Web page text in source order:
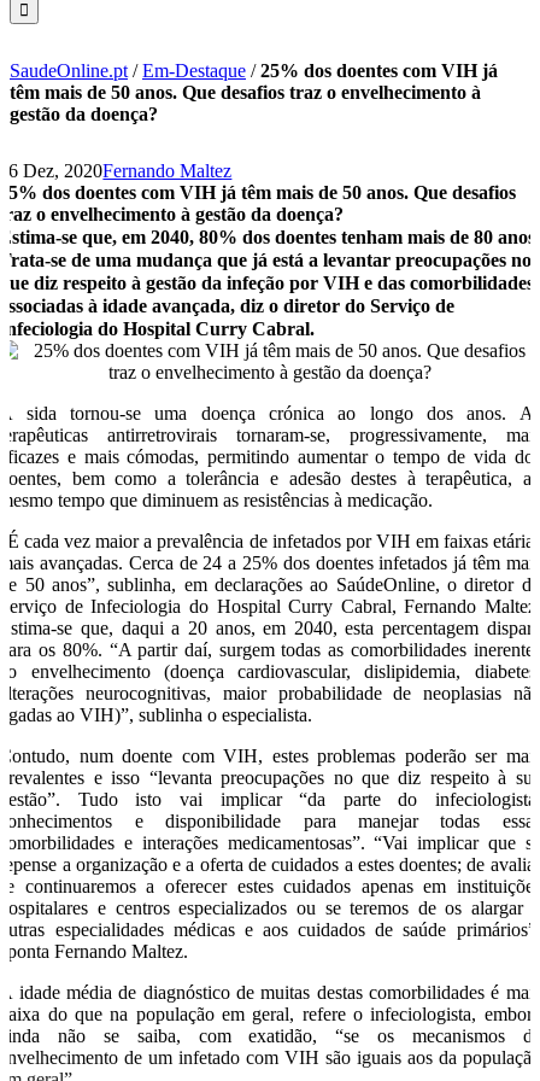
SaudeOnline.pt /Em-Destaque /25% dos doentes com VIH já
têm mais de 50 anos. Que desafios traz o envelhecimento à
gestão da doença?
16 Dez, 2020Fernando Maltez
25% dos doentes com VIH já têm mais de 50 anos. Que desafios
traz o envelhecimento à gestão da doença?
Estima-se que, em 2040, 80% dos doentes tenham mais de 80 anos.
Trata-se de uma mudança que já está a levantar preocupações no
que diz respeito à gestão da infeção por VIH e das comorbilidades
associadas à idade avançada, diz o diretor do Serviço de
Infeciologia do Hospital Curry Cabral.
A sida tornou-se uma doença crónica ao longo dos anos. As
terapêuticas antirretrovirais tornaram-se, progressivamente, mais
eficazes e mais cómodas, permitindo aumentar o tempo de vida dos
doentes, bem como a tolerância e adesão destes à terapêutica, ao
mesmo tempo que diminuem as resistências à medicação.
“É cada vez maior a prevalência de infetados por VIH em faixas etárias
mais avançadas. Cerca de 24 a 25% dos doentes infetados já têm mais
de 50 anos”, sublinha, em declarações ao SaúdeOnline, o diretor do
Serviço de Infeciologia do Hospital Curry Cabral, Fernando Maltez.
Estima-se que, daqui a 20 anos, em 2040, esta percentagem dispare
para os 80%. “A partir daí, surgem todas as comorbilidades inerentes
ao envelhecimento (doença cardiovascular, dislipidemia, diabetes,
alterações neurocognitivas, maior probabilidade de neoplasias não
ligadas ao VIH)”, sublinha o especialista.
Contudo, num doente com VIH, estes problemas poderão ser mais
prevalentes e isso “levanta preocupações no que diz respeito à sua
gestão”. Tudo isto vai implicar “da parte do infeciologista,
conhecimentos e disponibilidade para manejar todas essas
comorbilidades e interações medicamentosas”. “Vai implicar que se
repense a organização e a oferta de cuidados a estes doentes; de avaliar
se continuaremos a oferecer estes cuidados apenas em instituições
hospitalares e centros especializados ou se teremos de os alargar a
outras especialidades médicas e aos cuidados de saúde primários”,
aponta Fernando Maltez.
A idade média de diagnóstico de muitas destas comorbilidades é mais
baixa do que na população em geral, refere o infeciologista, embora
ainda não se saiba, com exatidão, “se os mecanismos de
envelhecimento de um infetado com VIH são iguais aos da população